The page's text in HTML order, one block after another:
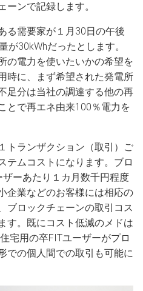
ーンで記録します。
る需要家が１月30日の午後
が30kWhだったとします。
の電力を使いたいかの希望を
時に、まず希望された発電所
足分は当社の調達する他の再
とで再エネ由来100％電力を
トランザクション（取引）ご
テムコストになります。ブロ
ーあたり１カ月数千円程度
企業などのお客様には相応の
ブロックチェーンの取引コス
す。既にコスト低減のメドは
宅用の卒FITユーザーがプロ
での個人間での取引も可能に